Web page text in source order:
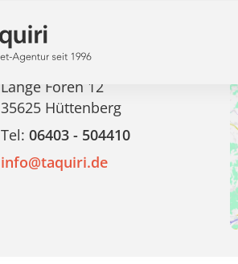
© 2026 Taquiri
Taquiri GmbH & Co. KG
Lange Fören 12
35625 Hüttenberg
Tel: 06403 - 504410
info@taquiri.de